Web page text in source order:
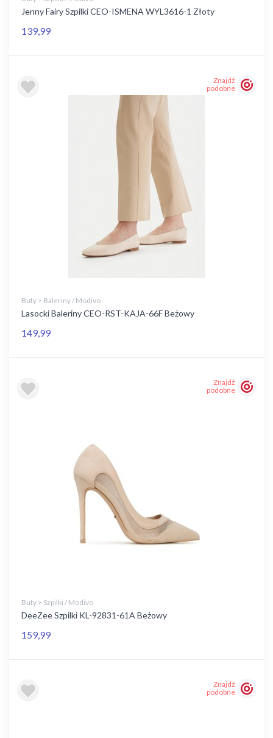
Jenny Fairy Szpilki CEO-ISMENA WYL3616-1 Złoty
139,99
Znajdź
podobne
Buty > Baleriny / Modivo
Lasocki Baleriny CEO-RST-KAJA-66F Beżowy
149,99
Znajdź
podobne
Buty > Szpilki / Modivo
DeeZee Szpilki KL-92831-61A Beżowy
159,99
Znajdź
podobne